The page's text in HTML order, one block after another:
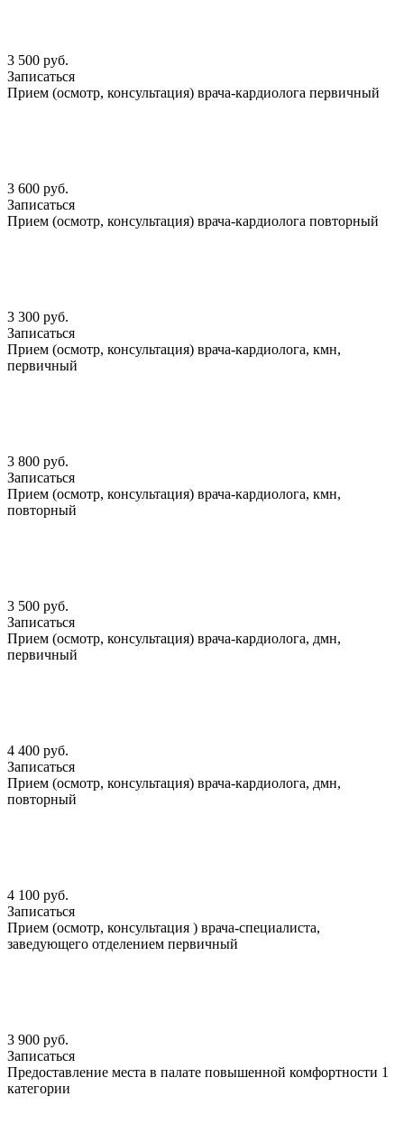
3 500 руб.
Записаться
Прием (осмотр, консультация) врача-кардиолога первичный
3 600 руб.
Записаться
Прием (осмотр, консультация) врача-кардиолога повторный
3 300 руб.
Записаться
Прием (осмотр, консультация) врача-кардиолога, кмн,
первичный
3 800 руб.
Записаться
Прием (осмотр, консультация) врача-кардиолога, кмн,
повторный
3 500 руб.
Записаться
Прием (осмотр, консультация) врача-кардиолога, дмн,
первичный
4 400 руб.
Записаться
Прием (осмотр, консультация) врача-кардиолога, дмн,
повторный
4 100 руб.
Записаться
Прием (осмотр, консультация ) врача-специалиста,
заведующего отделением первичный
3 900 руб.
Записаться
Предоставление места в палате повышенной комфортности 1
категории